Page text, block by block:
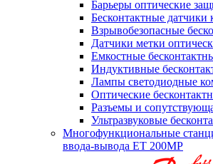
Барьеры оптические
Бесконтактные датчики
Взрывобезопасные
Датчики метки
Емкостные
Индуктивные
Лампы светодиодные
Оптические
Разъемы и
Ультразвуковые
Многофункциональные
ввода-вывода ET 200MP